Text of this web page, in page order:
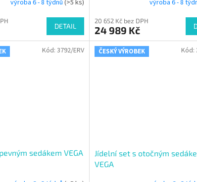
výroba 6 - 8 týdnů (>5 ks)
DETAIL
výroba 6 - 8
20 652 Kč bez DPH
24 989 Kč
sedákem VEGA
Kód: 3792/ERV ČESKÝ VÝROBEK
Jídelní set s otočným
VEGA
Kód: